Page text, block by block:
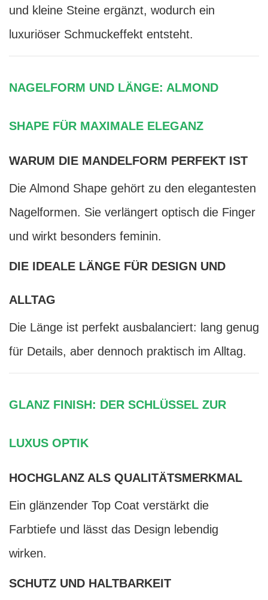
und kleine Steine ergänzt, wodurch ein
luxuriöser Schmuckeffekt entsteht.
NAGELFORM UND LÄNGE: ALMOND
SHAPE FÜR MAXIMALE ELEGANZ
WARUM DIE MANDELFORM PERFEKT IST
Die Almond Shape gehört zu den elegantesten
Nagelformen. Sie verlängert optisch die Finger
und wirkt besonders feminin.
DIE IDEALE LÄNGE FÜR DESIGN UND
ALLTAG
Die Länge ist perfekt ausbalanciert: lang genug
für Details, aber dennoch praktisch im Alltag.
GLANZ FINISH: DER SCHLÜSSEL ZUR
LUXUS OPTIK
HOCHGLANZ ALS QUALITÄTSMERKMAL
Ein glänzender Top Coat verstärkt die
Farbtiefe und lässt das Design lebendig
wirken.
SCHUTZ UND HALTBARKEIT